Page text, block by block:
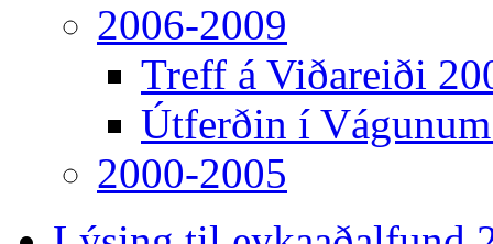
2006-2009
Treff á Viðareiði
Útferðin í
2000-2005